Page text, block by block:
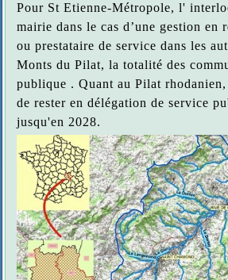
Pour St Etienne-Métropole, l'
mairie dans le cas d’une gestion en
ou prestataire de service dans les
Monts du Pilat, la totalité des
publique . Quant au Pilat
de rester en délégation de service
jusqu'en 2028.